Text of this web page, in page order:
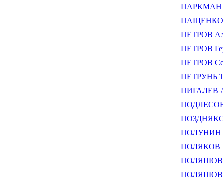
ПАРКМАН
ПАЩЕНКО
ПЕТРОВ
ПЕТРОВ
ПЕТРОВ
ПЕТРУНЬ
ПИГАЛЕВ
ПОДЛЕСОВ
ПОЛУНИН
ПОЛЯКОВ
ПОЛЯШОВ
ПОЛЯШОВ